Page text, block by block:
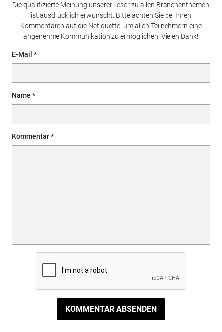
Die qualifizierte Meinung unserer Leser zu allen Branchenthemen
ist ausdrücklich erwünscht. Bitte achten Sie bei Ihren
Kommentaren auf die Netiquette, um allen Teilnehmern eine
angenehme Kommunikation zu ermöglichen. Vielen Dank!
E-Mail
Name
Kommentar
KOMMENTAR ABSENDEN